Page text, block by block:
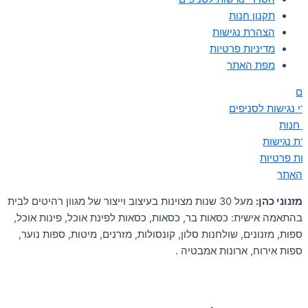
תקנון חנות
הצהרת נגישות
מדיניות פרטיות
מפת האתר
נגישות לסניפים
חנות
נגישות
פרטיות
האתר
מזנוני כהן:
מעל 30 שנות מצוינות בעיצוב וייצור של מגוון רהיטים לבית
בהתאמה אישית: כסאות בר, כסאות, כסאות לפינת אוכל, פינות אוכל,
ספות, מזנונים, שולחנות סלון, קונסולות, מזרנים, מיטות, ספות נוער,
ספות אירוח, ארונות אמבטיה .